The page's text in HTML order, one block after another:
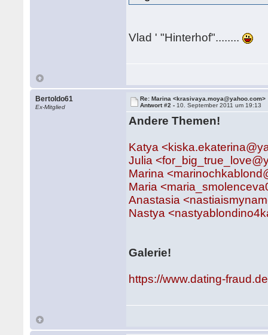
Vlad ' "Hinterhof"........
Bertoldo61
Ex-Mitglied
Re: Marina <krasivaya.moya@yahoo.com>
Antwort #2 - 10. September 2011 um 19:13
Andere Themen!
Katya
Julia
Marina
Maria
Anastasia
Nastya
Galerie!
https://www.dating-